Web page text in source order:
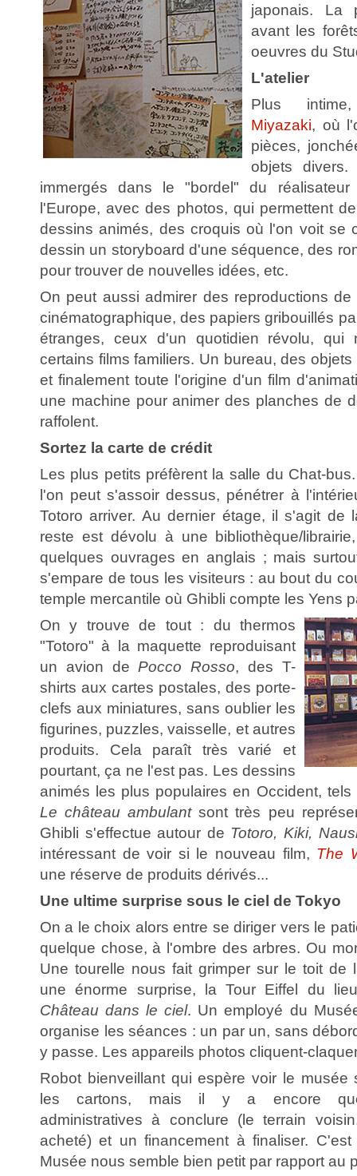
japonais. La
avant les
oeuvres du
L'atelier
Plus
Miyazaki, où
pièces,
objets
immergés dans le "bordel" du
l'Europe, avec des photos, qui permettent
dessins animés, des croquis où l'on voit se
dessin un storyboard d'une séquence, des
pour trouver de nouvelles idées, etc.
On peut aussi admirer des reproductions
cinématographique, des papiers gribouillés
étranges, ceux d'un quotidien révolu, qui
certains films familiers. Un bureau, des
et finalement toute l'origine d'un film
une machine pour animer des planches de
raffolent.
Sortez la carte de crédit
Les plus petits préfèrent la salle du Chat-
l'on peut s'assoir dessus, pénétrer à
Totoro arriver. Au dernier étage, il s'agit de
reste est dévolu à une bibliothèque/
quelques ouvrages en anglais ; mais
s'empare de tous les visiteurs : au bout du
temple mercantile où Ghibli compte les Yens
On y trouve de tout : du thermos
"Totoro" à la maquette reproduisant
un avion dePocco Rosso, des T-
shirts aux cartes postales, des porte-
clefs aux miniatures, sans oublier les
figurines, puzzles, vaisselle, et autres
produits. Cela paraît très varié et
pourtant, ça ne l'est pas. Les dessins
animés les plus populaires en Occident, tels
Le château ambulantsont très peu
Ghibli s'effectue autour de Totoro, Kiki,
intéressant de voir si le nouveau film, The
une réserve de produits dérivés...
Une ultime surprise sous le ciel de Tokyo
On a le choix alors entre se diriger vers le
quelque chose, à l'ombre des arbres. Ou
Une tourelle nous fait grimper sur le toit de
une énorme surprise, la Tour Eiffel du
Château dans le ciel. Un employé du
organise les séances : un par un, sans
y passe. Les appareils photos cliquent-
Robot bienveillant qui espère voir le musée
les cartons, mais il y a encore
administratives à conclure (le terrain
acheté) et un financement à finaliser.
Musée nous semble bien petit par rapport au